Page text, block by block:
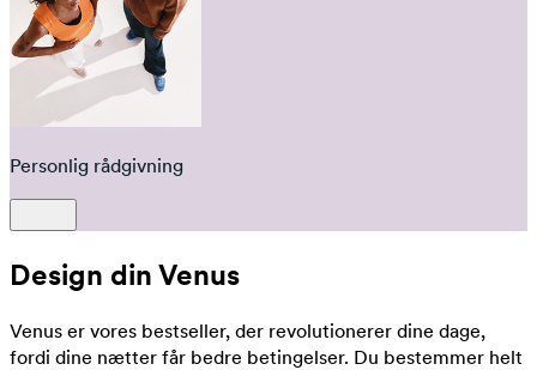
Personlig rådgivning
Design din Venus
Venus er vores bestseller, der revolutionerer dine dage,
fordi dine nætter får bedre betingelser. Du bestemmer helt